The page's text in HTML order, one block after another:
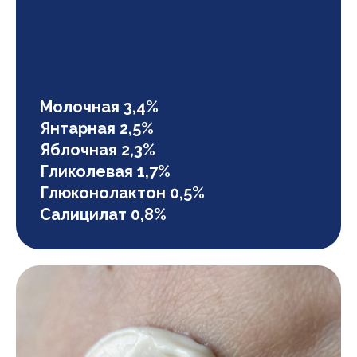
Молочная 3,4%
Янтарная 2,5%
Яблочная 2,3%
Гликолевая 1,7%
Глюконолактон 0,5%
Салицилат 0,8%